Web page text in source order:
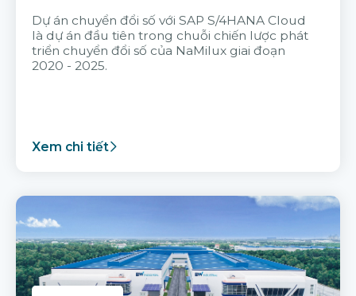
Dự án chuyển đổi số với SAP S/4HANA Cloud
là dự án đầu tiên trong chuỗi chiến lược phát
triển chuyển đổi số của NaMilux giai đoạn
2020 - 2025.
Xem chi tiết